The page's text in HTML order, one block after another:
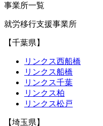
事業所一覧
就労移行支援事業所
【千葉県】
リンクス西船橋
リンクス船橋
リンクス千葉
リンクス柏
リンクス松戸
【埼玉県】